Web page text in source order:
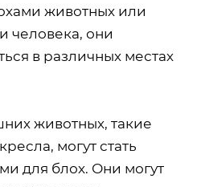
животных или
человека, они
в различных местах
животных, такие
могут стать
для блох. Они могут